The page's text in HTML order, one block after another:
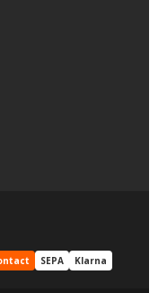
SEPA Klarna